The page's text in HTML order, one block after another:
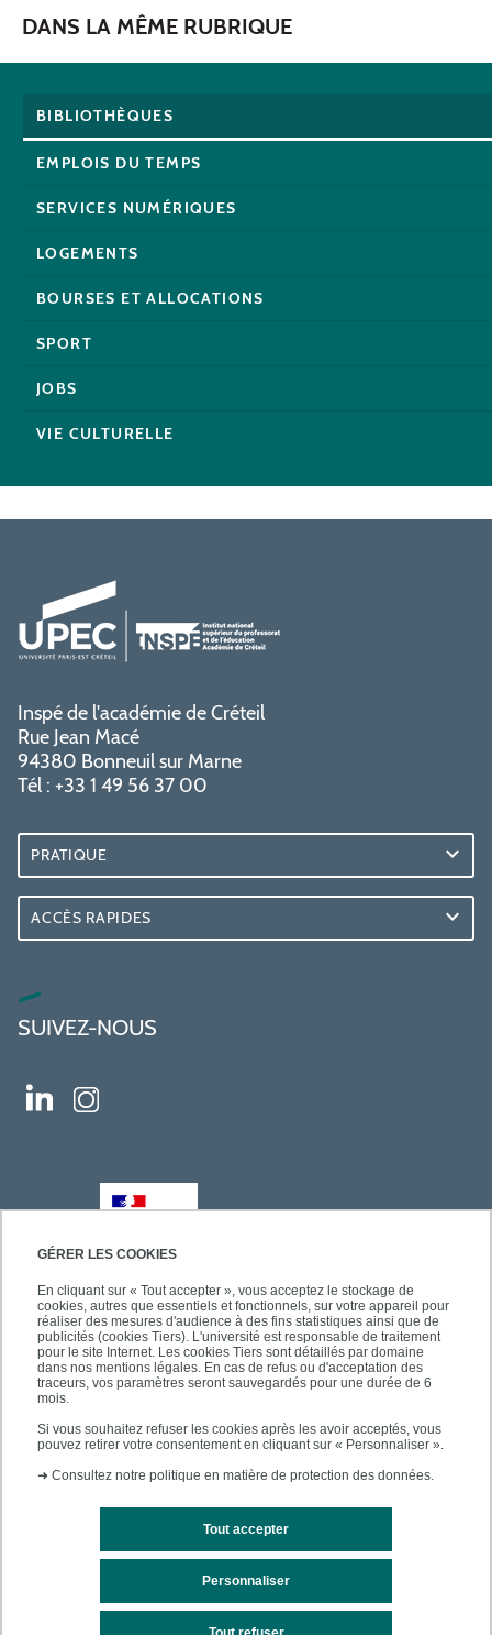
GÉRER LES COOKIES
En cliquant sur « Tout accepter », vous acceptez le stockage de
cookies, autres que essentiels et fonctionnels, sur votre appareil pour
réaliser des mesures d'audience à des fins statistiques ainsi que de
publicités (cookies Tiers). L'université est responsable de traitement
pour le site Internet. Les cookies Tiers sont détaillés par domaine
dans nos mentions légales. En cas de refus ou d'acceptation des
traceurs, vos paramètres seront sauvegardés pour une durée de 6
mois.
Si vous souhaitez refuser les cookies après les avoir acceptés, vous
pouvez retirer votre consentement en cliquant sur « Personnaliser ».
➜ Consultez notre politique en matière de protection des données.
Tout accepter
Personnaliser
DANS LA MÊME RUBRIQUE
BIBLIOTHÈQUES
EMPLOIS DU TEMPS
SERVICES NUMÉRIQUES
LOGEMENTS
BOURSES ET ALLOCATIONS
SPORT
JOBS
VIE CULTURELLE
Inspé de l'académie de Créteil
Rue Jean Macé
94380 Bonneuil sur Marne
Tél : +33 1 49 56 37 00
PRATIQUE
ACCÈS RAPIDES
SUIVEZ-NOUS
Mentions légales Plan du site